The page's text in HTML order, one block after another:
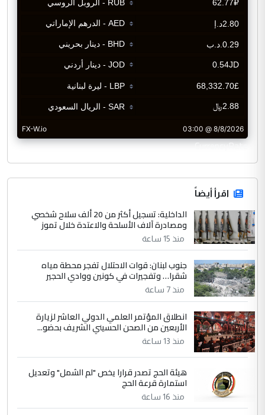
CurrencyRate
اقرأ أيضاً
الداخلية: تسجيل أكثر من 20 ألف سلاح شخصي
ومصادرة آلاف الأسلحة والاعتدة خلال تموز
منذ 15 ساعة
جنوب لبنان: قوات الاحتلال تفجر محطة مياه
شقرا… وتفجيرات في كونين ووادي الحجير
منذ 7 ساعة
انطلاق المؤتمر العلمي الدولي العاشر لزيارة
الأربعين من الصحن الحسيني الشريف بحضو...
منذ 13 ساعة
هيئة الحج تصدر قرارا يخص "لم الشمل" وتعديل
استمارة قرعة الحج
منذ 16 ساعة